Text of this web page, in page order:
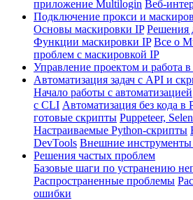
приложение Multilogin Веб-
Подключение прокси и
Основы маскировки IP Решения
Функции маскировки IP Все о
проблем с маскировкой IP
Управление проектом и работа
Автоматизация задач с API и
Начало работы с автоматизацией
с CLI Автоматизация без кода в
готовые скрипты Puppeteer,
Настраиваемые Python-скрипты
DevTools Внешние инструменты
Решения частых проблем
Базовые шаги по устранению
Распространенные проблемы
ошибки